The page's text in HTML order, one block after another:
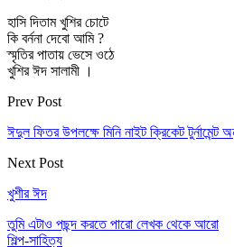
হাসি দিতাম খুশির চোটে
কি বর্ননা দেবো আমি ?
স্মৃতির পাতায় ভেসে ওঠে
খুশির ঈদ সালামী ।
Prev Post
ঈদুল ফিতর উপলক্ষে মিনি নাইট ক্রিকেট টুর্নামেন্ট
Next Post
খুশীর ঈদ
তুমি এটাও পছন্দ করতে পারো লেখক থেকে আরো
শিল্প-সাহিত্য